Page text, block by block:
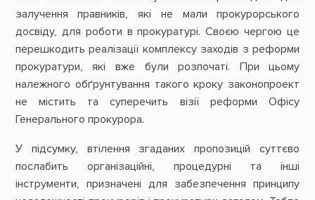
залучення правників, які не мали прокурорського
досвіду, для роботи в прокуратурі. Своєю чергою це
перешкодить реалізації комплексу заходів з реформи
прокуратури, які вже були розпочаті. При цьому
належного обґрунтування такого кроку законопроект
не містить та суперечить візії реформи Офісу
Генерального прокурора.
У підсумку, втілення згаданих пропозицій суттєво
послабить організаційні, процедурні та інші
інструменти, призначені для забезпечення принципу